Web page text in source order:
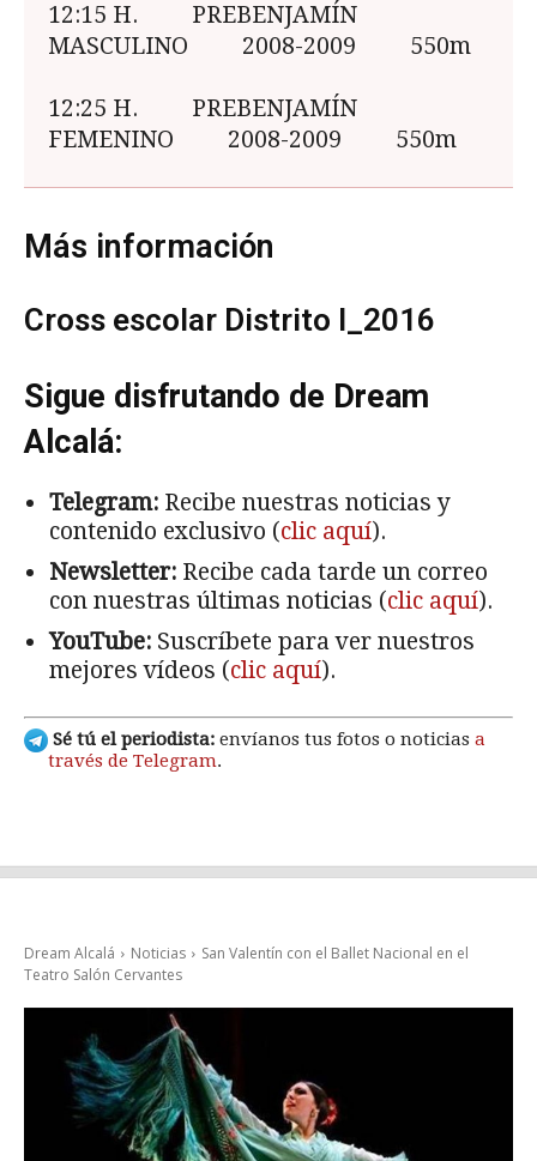
12:15 H. PREBENJAMÍN
MASCULINO 2008-2009 550m
12:25 H. PREBENJAMÍN
FEMENINO 2008-2009 550m
Más información
Cross escolar Distrito I_2016
Sigue disfrutando de Dream
Alcalá:
Telegram: Recibe nuestras noticias y
contenido exclusivo (clic aquí).
Newsletter: Recibe cada tarde un correo
con nuestras últimas noticias (clic aquí).
YouTube: Suscríbete para ver nuestros
mejores vídeos (clic aquí).
Sé tú el periodista: envíanos tus fotos o noticias a
través de Telegram.